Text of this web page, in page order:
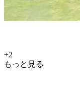
+2
もっと見る